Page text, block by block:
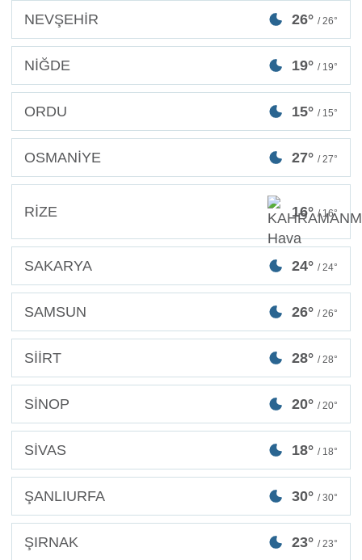
NEVŞEHİR 26° / 26°
NİĞDE 19° / 19°
ORDU 15° / 15°
OSMANİYE 27° / 27°
RİZE 16° / 16°
SAKARYA 24° / 24°
SAMSUN 26° / 26°
SİİRT 28° / 28°
SİNOP 20° / 20°
SİVAS 18° / 18°
ŞANLIURFA 30° / 30°
ŞIRNAK 23° / 23°